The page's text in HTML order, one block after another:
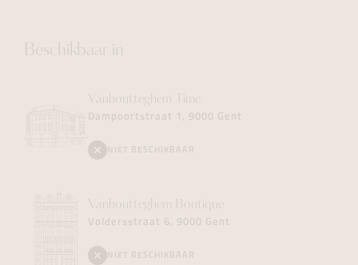
Beschikbaar in
Vanhoutteghem Time
Dampoortstraat 1, 9000 Gent
NIET BESCHIKBAAR
Vanhoutteghem Boutique
Voldersstraat 6, 9000 Gent
NIET BESCHIKBAAR